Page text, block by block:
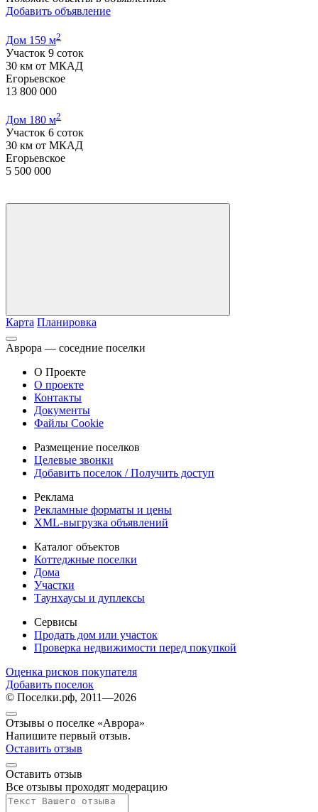
Добавить объявление
Дом 159 м2
Участок 9 соток
30 км от МКАД
Егорьевское
13 800 000
Дом 180 м2
Участок 6 соток
30 км от МКАД
Егорьевское
5 500 000
Карта Планировка
Аврора — соседние поселки
О Проекте
О проекте
Контакты
Документы
Файлы Cookie
Размещение поселков
Целевые звонки
Добавить поселок / Получить доступ
Реклама
Рекламные форматы и цены
XML-выгрузка объявлений
Каталог объектов
Коттеджные поселки
Дома
Участки
Таунхаусы и дуплексы
Сервисы
Продать дом или участок
Проверка недвижимости перед покупкой
Оценка рисков покупателя
Добавить поселок
© Поселки.рф, 2011—2026
Отзывы о поселке «Аврора»
Напишите первый отзыв.
Оставить отзыв
Оставить отзыв
Все отзывы проходят модерацию